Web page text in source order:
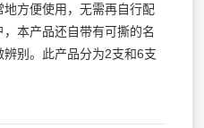
方便使用，无需再自行配
本产品还自带有可撕的名
别。此产品分为2支和6支